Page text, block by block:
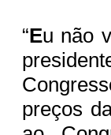
“Eu não
preços